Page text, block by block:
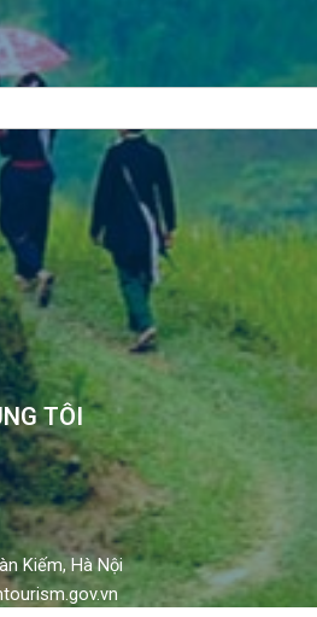
TÔI
Kiếm, Hà Nội